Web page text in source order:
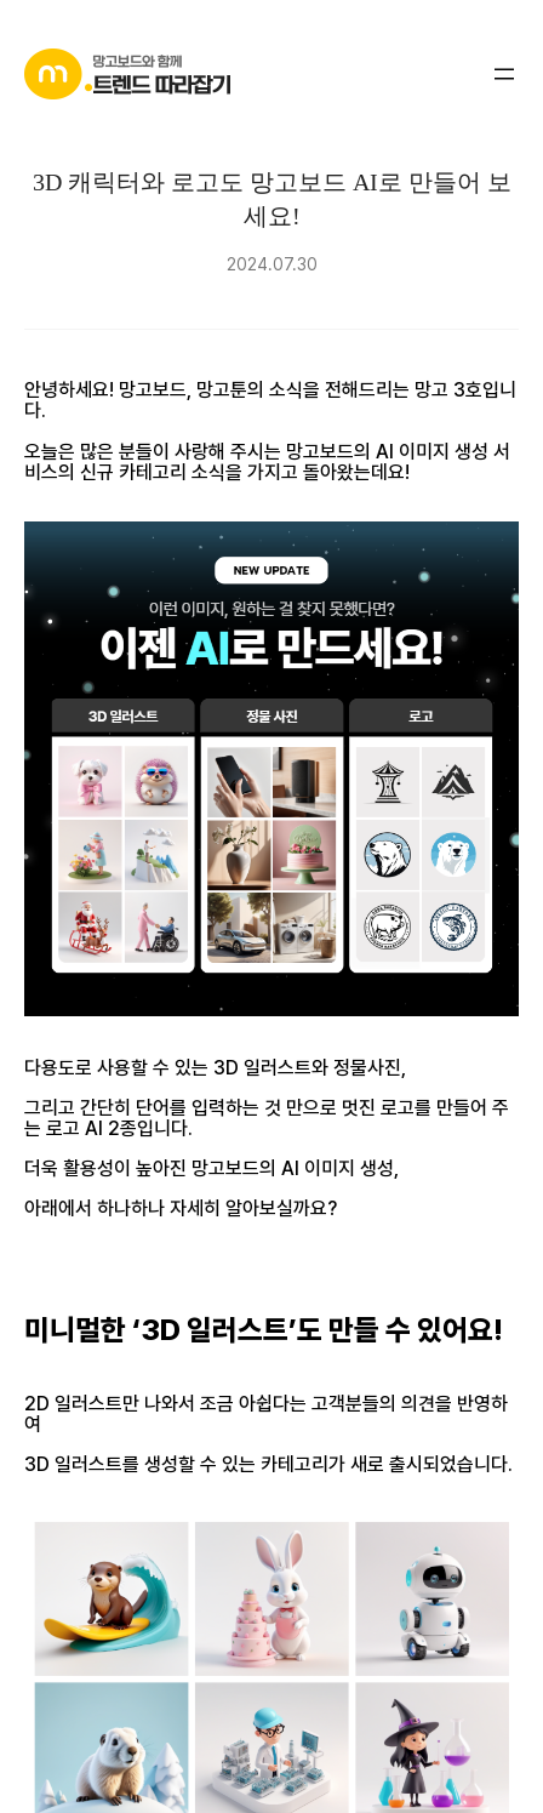
3D 캐릭터와 로고도 망고보드 AI로 만들어 보
세요!
2024.07.30
안녕하세요! 망고보드, 망고툰의 소식을 전해드리는 망고 3호입니
다.
오늘은 많은 분들이 사랑해 주시는 망고보드의 AI 이미지 생성 서
비스의 신규 카테고리 소식을 가지고 돌아왔는데요!
다용도로 사용할 수 있는 3D 일러스트와 정물사진,
그리고 간단히 단어를 입력하는 것 만으로 멋진 로고를 만들어 주
는 로고 AI 2종입니다.
더욱 활용성이 높아진 망고보드의 AI 이미지 생성,
아래에서 하나하나 자세히 알아보실까요?
미니멀한 ‘3D 일러스트’도 만들 수 있어요!
2D 일러스트만 나와서 조금 아쉽다는 고객분들의 의견을 반영하
여
3D 일러스트를 생성할 수 있는 카테고리가 새로 출시되었습니다.